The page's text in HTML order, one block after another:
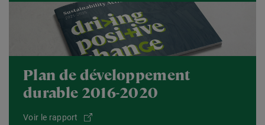
Plan de développement
durable 2016-2020
Voir le rapport